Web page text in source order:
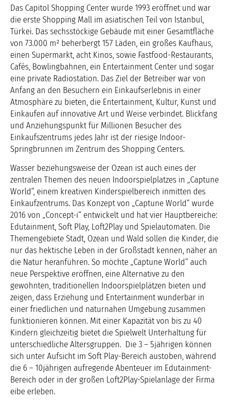
Das Capitol Shopping Center wurde 1993 eröffnet und war
die erste Shopping Mall im asiatischen Teil von Istanbul,
Türkei. Das sechsstöckige Gebäude mit einer Gesamtfläche
von 73.000 m² beherbergt 157 Läden, ein großes Kaufhaus,
einen Supermarkt, acht Kinos, sowie Fastfood-Restaurants,
Cafés, Bowlingbahnen, ein Entertainment Center und sogar
eine private Radiostation. Das Ziel der Betreiber war von
Anfang an den Besuchern ein Einkaufserlebnis in einer
Atmosphäre zu bieten, die Entertainment, Kultur, Kunst und
Einkaufen auf innovative Art und Weise verbindet. Blickfang
und Anziehungspunkt für Millionen Besucher des
Einkaufszentrums jedes Jahr ist der riesige Indoor-
Springbrunnen im Zentrum des Shopping Centers.
Wasser beziehungsweise der Ozean ist auch eines der
zentralen Themen des neuen Indoorspielplatzes in „Captune
World“, einem kreativen Kinderspielbereich inmitten des
Einkaufzentrums. Das Konzept von „Captune World“ wurde
2016 von „Concept-i“ entwickelt und hat vier Hauptbereiche:
Edutainment, Soft Play, Loft2Play und Spielautomaten. Die
Themengebiete Stadt, Ozean und Wald sollen die Kinder, die
nur das hektische Leben in der Großstadt kennen, näher an
die Natur heranführen. So möchte „Captune World“ auch
neue Perspektive eröffnen, eine Alternative zu den
gewohnten, traditionellen Indoorspielplätzen bieten und
zeigen, dass Erziehung und Entertainment wunderbar in
einer friedlichen und naturnahen Umgebung zusammen
funktionieren können. Mit einer Kapazität von bis zu 40
Kindern gleichzeitig bietet die Spielwelt Unterhaltung für
unterschiedliche Altersgruppen. Die 3 – 5jährigen können
sich unter Aufsicht im Soft Play-Bereich austoben, während
die 6 – 10jährigen aufregende Abenteuer im Edutainment-
Bereich oder in der großen Loft2Play-Spielanlage der Firma
eibe erleben.